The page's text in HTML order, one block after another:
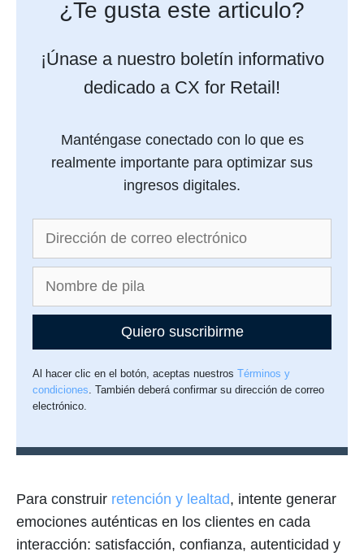
¿Te gusta este articulo?
¡Únase a nuestro boletín informativo
dedicado a CX for Retail!
Manténgase conectado con lo que es
realmente importante para optimizar sus
ingresos digitales.
Quiero suscribirme
Al hacer clic en el botón, aceptas nuestrosTérminos y
condiciones. También deberá confirmar su dirección de correo
electrónico.
Para construir retención y lealtad, intente generar
emociones auténticas en los clientes en cada
interacción: satisfacción, confianza, autenticidad y